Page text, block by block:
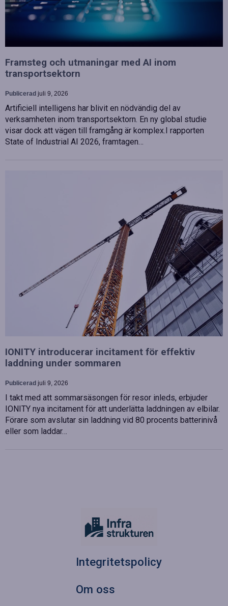
Framsteg och utmaningar med AI inom
transportsektorn
Publicerad juli 9, 2026
Artificiell intelligens har blivit en nödvändig del av
verksamheten inom transportsektorn. En ny global studie
visar dock att vägen till framgång är komplex.I rapporten
State of Industrial AI 2026, framtagen…
IONITY introducerar incitament för effektiv
laddning under sommaren
Publicerad juli 9, 2026
I takt med att sommarsäsongen för resor inleds, erbjuder
IONITY nya incitament för att underlätta laddningen av elbilar.
Förare som avslutar sin laddning vid 80 procents batterinivå
eller som laddar…
Integritetspolicy
Om oss